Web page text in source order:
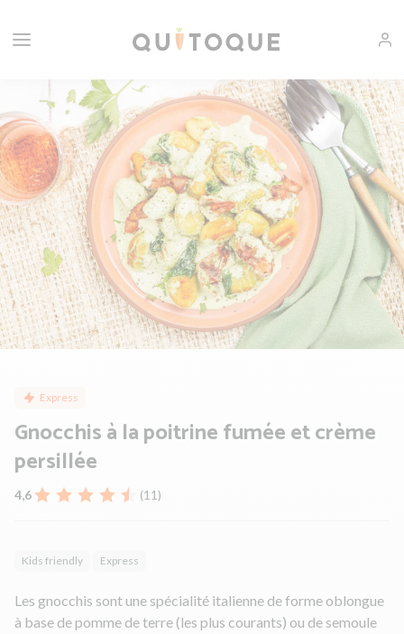
Express
Gnocchis à la poitrine fumée et crème
persillée
4,6 (11)
Kids friendly Express
Les gnocchis sont une spécialité italienne de forme oblongue
à base de pomme de terre (les plus courants) ou de semoule